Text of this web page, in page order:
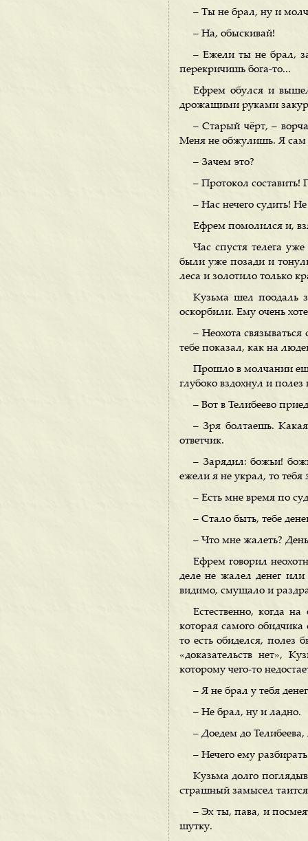
– Ты не брал, ну и
– На, обыскивай!
– Ежели ты не брал,
перекричишь бога-то...
Ефрем обулся и
дрожащими руками
– Старый чёрт, –
Меня не обжулишь. Я сам
– Зачем это?
– Протокол составить!
– Нас нечего судить!
Ефрем помолился и,
Час спустя телега
были уже позади и
леса и золотило только
Кузьма шел поодаль
оскорбили. Ему очень
– Неохота
тебе показал, как на
Прошло в молчании
глубоко вздохнул и полез
– Вот в Телибеево
– Зря болтаешь.
ответчик.
– Зарядил: божьи!
ежели я не украл, то тебя
– Есть мне время по
– Стало быть, тебе
– Что мне жалеть?
Ефрем говорил
деле не жалел денег
видимо, смущало и
Естественно, когда
которая самого
то есть обиделся,
«доказательств нет»,
которому чего-то
– Я не брал у тебя
– Не брал, ну и ладно.
– Доедем до
– Нечего ему
Кузьма долго
страшный замысел
– Эх ты, пава, и
шутку.